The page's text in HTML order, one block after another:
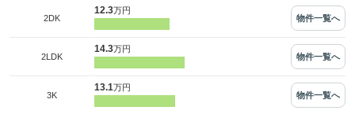
2DK
12.3万円
物件一覧へ
2LDK
14.3万円
物件一覧へ
3K
13.1万円
物件一覧へ